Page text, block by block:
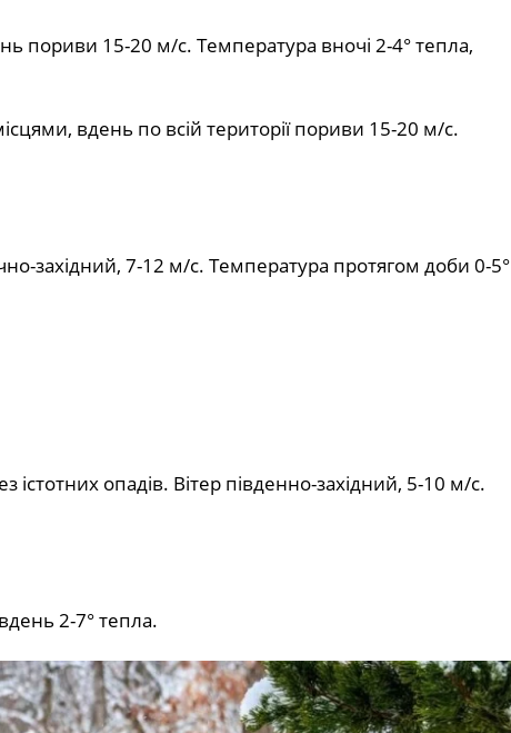
пориви 15-20 м/с. Температура вночі 2-4° тепла,
вдень по всій території пориви 15-20 м/с.
західний, 7-12 м/с. Температура протягом доби 0-5°
опадів. Вітер південно-західний, 5-10 м/с.
2-7° тепла.